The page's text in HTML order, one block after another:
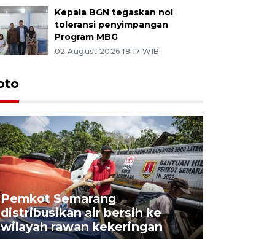
Kepala BGN tegaskan nol
toleransi penyimpangan
Program MBG
02 August 2026 18:17 WIB
Pemkot Semarang
distribusikan air bersih ke
wilayah rawan kekeringan